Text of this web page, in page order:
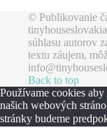
© Publikovanie
súhlasu autorov
textu záujem,
Back to top
Používame cookies
našich webových
stránky budeme